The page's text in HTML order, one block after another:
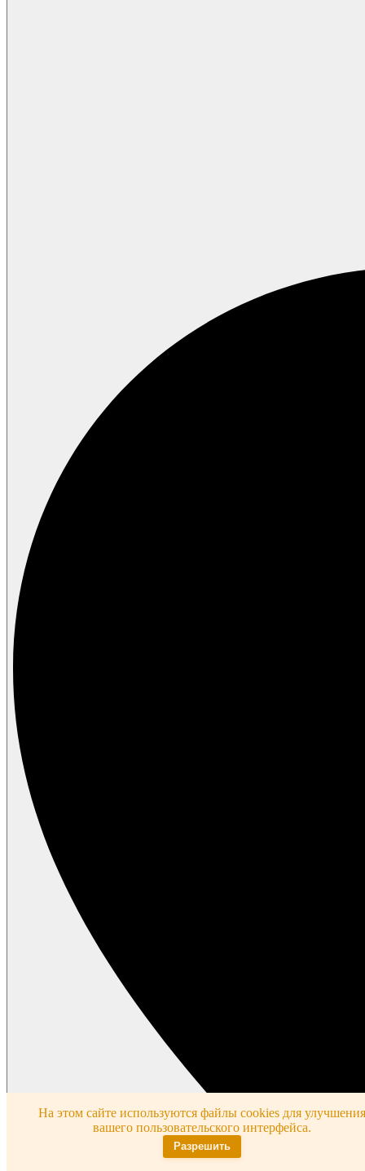
На этом сайте используются файлы cookies для улучшения
вашего пользовательского интерфейса.
Разрешить